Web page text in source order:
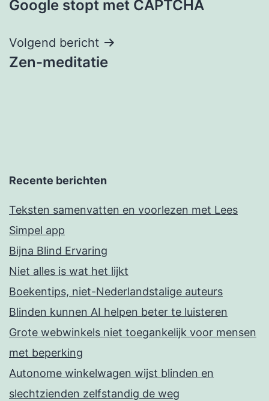
navigatie
Google stopt met CAPTCHA
Volgend bericht
Zen-meditatie
Recente berichten
Teksten samenvatten en voorlezen met Lees
Simpel app
Bijna Blind Ervaring
Niet alles is wat het lijkt
Boekentips, niet-Nederlandstalige auteurs
Blinden kunnen AI helpen beter te luisteren
Grote webwinkels niet toegankelijk voor mensen
met beperking
Autonome winkelwagen wijst blinden en
slechtzienden zelfstandig de weg